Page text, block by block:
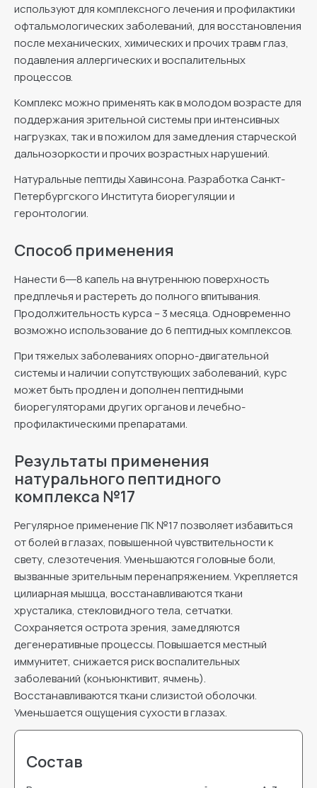
используют для комплексного лечения и профилактики
офтальмологических заболеваний, для восстановления
после механических, химических и прочих травм глаз,
подавления аллергических и воспалительных
процессов.
Комплекс можно применять как в молодом возрасте для
поддержания зрительной системы при интенсивных
нагрузках, так и в пожилом для замедления старческой
дальнозоркости и прочих возрастных нарушений.
Натуральные пептиды Хавинсона. Разработка Санкт-
Петербургского Института биорегуляции и
геронтологии.
Способ применения
Нанести 6―8 капель на внутреннюю поверхность
предплечья и растереть до полного впитывания.
Продолжительность курса – 3 месяца. Одновременно
возможно использование до 6 пептидных комплексов.
При тяжелых заболеваниях опорно-двигательной
системы и наличии сопутствующих заболеваний, курс
может быть продлен и дополнен пептидными
биорегуляторами других органов и лечебно-
профилактическими препаратами.
Результаты применения
натурального пептидного
комплекса №17
Регулярное применение ПК №17 позволяет избавиться
от болей в глазах, повышенной чувствительности к
свету, слезотечения. Уменьшаются головные боли,
вызванные зрительным перенапряжением. Укрепляется
цилиарная мышца, восстанавливаются ткани
хрусталика, стекловидного тела, сетчатки.
Сохраняется острота зрения, замедляются
дегенеративные процессы. Повышается местный
иммунитет, снижается риск воспалительных
заболеваний (конъюнктивит, ячмень).
Восстанавливаются ткани слизистой оболочки.
Уменьшается ощущения сухости в глазах.
Состав